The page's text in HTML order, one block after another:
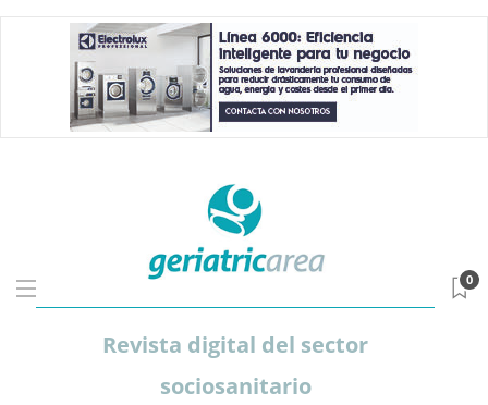
Revista digital del sector
sociosanitario
0